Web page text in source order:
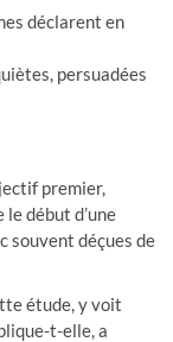
déclarent en
persuadées
premier,
début d’une
souvent déçues de
étude, y voit
t-elle, a